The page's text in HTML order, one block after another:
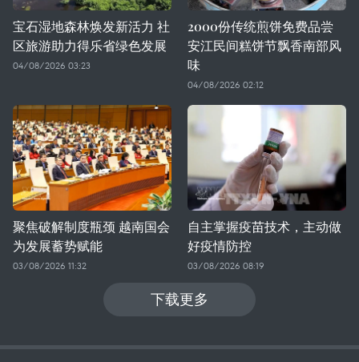
宝石湿地森林焕发新活力 社
区旅游助力得乐省绿色发展
04/08/2026 03:23
2000份传统煎饼免费品尝
安江民间糕饼节飘香南部风
味
04/08/2026 02:12
聚焦破解制度瓶颈 越南国会
为发展蓄势赋能
03/08/2026 11:32
自主掌握疫苗技术，主动做
好疫情防控
03/08/2026 08:19
下载更多